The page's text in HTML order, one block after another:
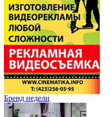
Бренд недели